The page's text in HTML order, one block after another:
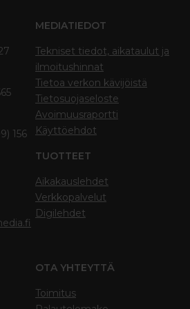
156
MEDIATIEDOT
Tekniset tiedot, aikataulut ja
ilmoitushinnat
Tietoa verkon kävijöistä
Tietosuojaseloste
Avoimuusraportti
Käyttöehdot
TUOTTEET
Aikakauslehdet
Verkkopalvelut
Digilehdet
OTA YHTEYTTÄ
Toimitus